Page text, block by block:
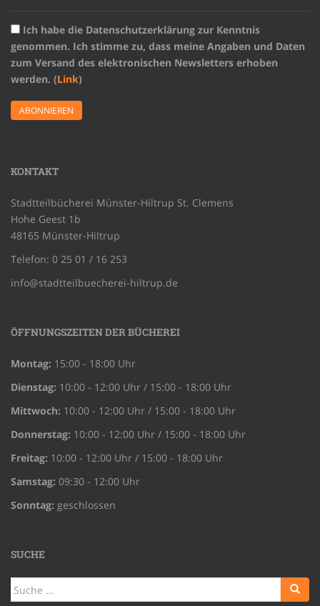
Ich habe die Datenschutzerklärung zur Kenntnis
genommen. Ich stimme zu, dass meine Angaben und Daten
zum Versand des elektronischen Newsletters erhoben
werden. (Link)
KONTAKT
Stadtteilbücherei Münster-Hiltrup St. Clemens
Hohe Geest 1b
48165 Münster-Hiltrup
Telefon: 0 25 01 / 16 253
info@stadtteilbuecherei-hiltrup.de
ÖFFNUNGSZEITEN DER BÜCHEREI
Montag: 15:00 - 18:00 Uhr
Dienstag: 10:00 - 12:00 Uhr / 15:00 - 18:00 Uhr
Mittwoch: 10:00 - 12:00 Uhr / 15:00 - 18:00 Uhr
Donnerstag: 10:00 - 12:00 Uhr / 15:00 - 18:00 Uhr
Freitag: 10:00 - 12:00 Uhr / 15:00 - 18:00 Uhr
Samstag: 09:30 - 12:00 Uhr
Sonntag: geschlossen
SUCHE
Suche
nach: